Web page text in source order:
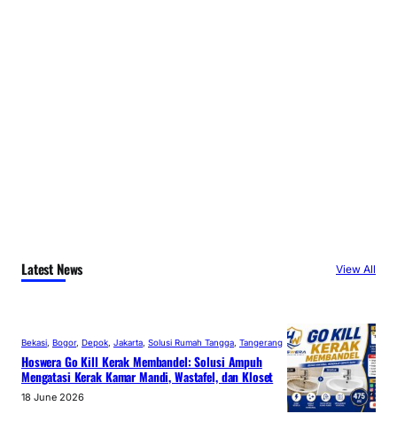
Latest News View All
Bekasi, Bogor, Depok, Jakarta, Solusi Rumah Tangga, Tangerang
Hoswera Go Kill Kerak Membandel: Solusi Ampuh
Mengatasi Kerak Kamar Mandi, Wastafel, dan Kloset
18 June 2026